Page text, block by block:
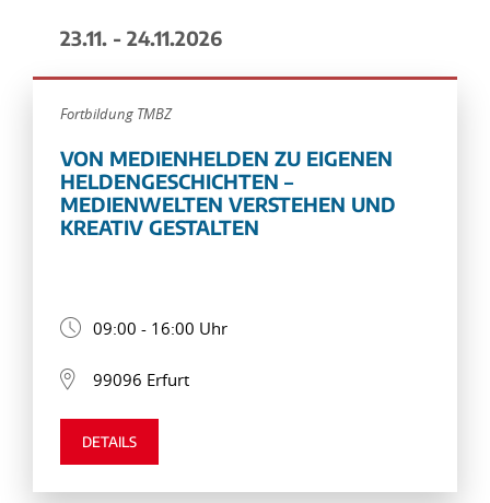
23.11. - 24.11.2026
Fortbildung TMBZ
VON MEDIENHELDEN ZU EIGENEN
HELDENGESCHICHTEN –
MEDIENWELTEN VERSTEHEN UND
KREATIV GESTALTEN
09:00 - 16:00 Uhr
99096 Erfurt
DETAILS